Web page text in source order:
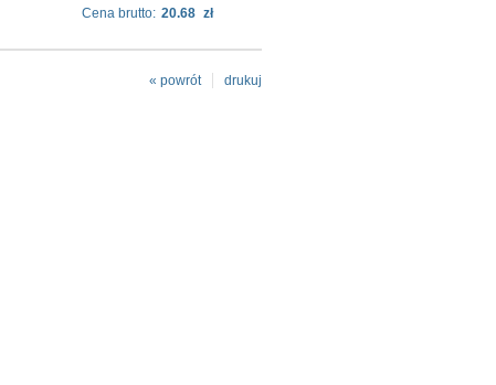
Cena brutto: 20.68 zł
drukuj
« powrót